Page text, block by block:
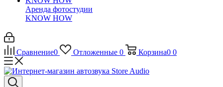
Аренда фотостудии
KNOW HOW
Сравнение0 Отложенные 0 Корзина0 0